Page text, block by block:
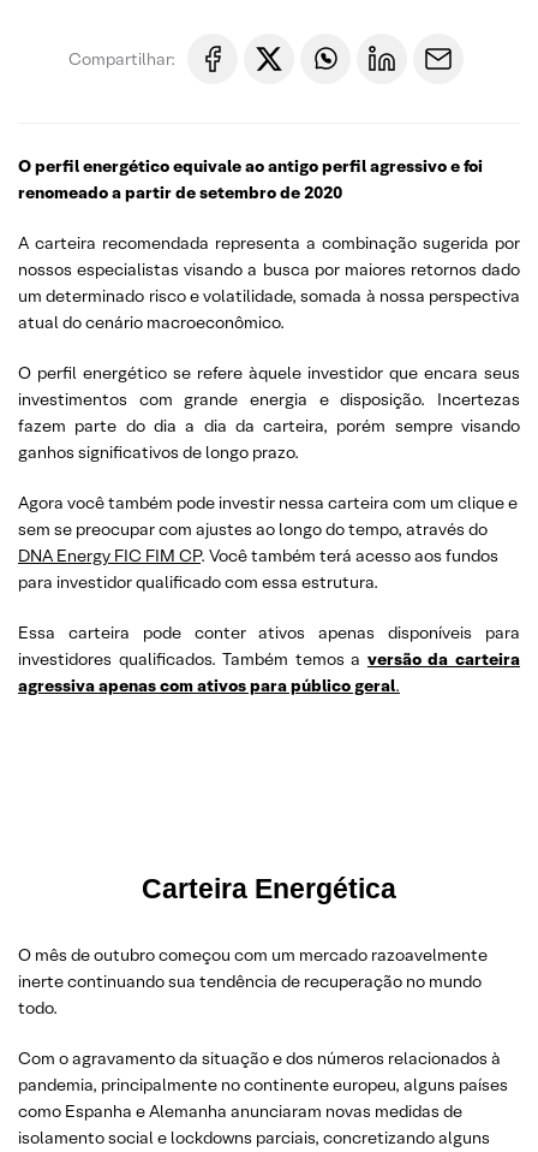
Compartilhar:
O perfil energético equivale ao antigo perfil agressivo e foi
renomeado a partir de setembro de 2020
A carteira recomendada representa a combinação sugerida por
nossos especialistas visando a busca por maiores retornos dado
um determinado risco e volatilidade, somada à nossa perspectiva
atual do cenário macroeconômico.
O perfil energético se refere àquele investidor que encara seus
investimentos com grande energia e disposição. Incertezas
fazem parte do dia a dia da carteira, porém sempre visando
ganhos significativos de longo prazo.
Agora você também pode investir nessa carteira com um clique e
sem se preocupar com ajustes ao longo do tempo, através do
DNA Energy FIC FIM CP. Você também terá acesso aos fundos
para investidor qualificado com essa estrutura.
Essa carteira pode conter ativos apenas disponíveis para
investidores qualificados. Também temos a versão da carteira
agressiva apenas com ativos para público geral.
Carteira Energética
O mês de outubro começou com um mercado razoavelmente
inerte continuando sua tendência de recuperação no mundo
todo.
Com o agravamento da situação e dos números relacionados à
pandemia, principalmente no continente europeu, alguns países
como Espanha e Alemanha anunciaram novas medidas de
isolamento social e lockdowns parciais, concretizando alguns